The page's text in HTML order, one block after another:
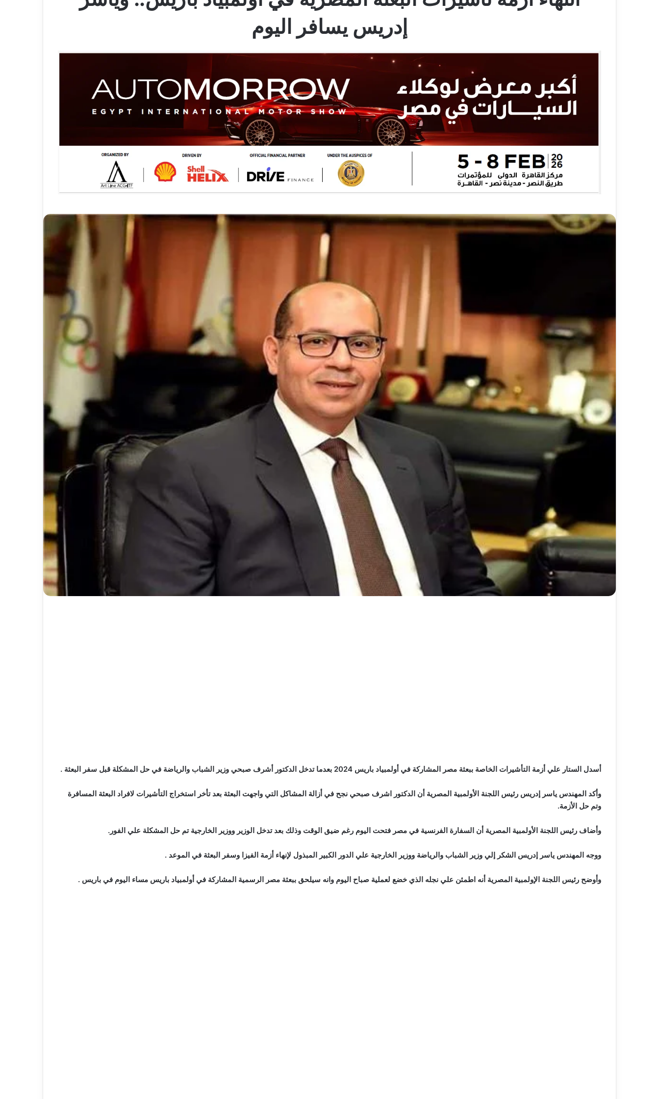
إدريس يسافر اليوم
أسدل الستار علي أزمة التأشيرات الخاصة ببعثة مصر المشاركة في أولمبياد باريس 2024 بعدما تدخل الدكتور أشرف صبحي وزير الشباب والرياضة في حل المشكلة قبل سفر البعثة .
وأكد المهندس ياسر إدريس رئيس اللجنة الأولمبية المصرية أن الدكتور اشرف صبحي نجح في أزالة المشاكل التي واجهت البعثة بعد تأخر استخراج التأشيرات لافراد البعثة المسافرة
وتم حل الأزمة.
وأضاف رئيس اللجنة الأولمبية المصرية أن السفارة الفرنسية في مصر فتحت اليوم رغم ضيق الوقت وذلك بعد تدخل الوزير ووزير الخارجية تم حل المشكلة علي الفور.
ووجه المهندس ياسر إدريس الشكر إلي وزير الشباب والرياضة ووزير الخارجية علي الدور الكبير المبذول لإنهاء أزمة الفيزا وسفر البعثة في الموعد .
وأوضح رئيس اللجنة الإولمبية المصرية أنه اطمئن علي نجله الذي خضع لعملية صباح اليوم وانه سيلحق ببعثة مصر الرسمية المشاركة في أولمبياد باريس مساء اليوم في باريس .